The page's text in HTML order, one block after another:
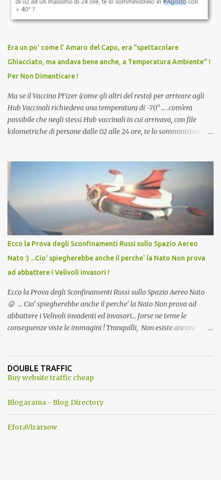
vaccinato, nessuno aveva prima cercato di farti sentire una
persona cattiva. Non avevamo mai visto un vaccino che minacci le
vaccino usato per minacciare i mezzi di sussistenza, il lavoro o la
scuola. Non avevamo mai visto un vaccino che permettesse a un
dodicenne di ignorare il consenso dei genitori. Dopo tutti i vaccini
che abbiamo elencato sopra...
Era un po' come l' Amaro del Capo, era "spettacolare
Ghiacciato, ma andava bene anche, a Temperatura Ambiente" !
Per Non Dimenticare !
Ma se il Vaccino PFizer (come gli altri del resto) per arrivare agli
Hub Vaccinali richiedeva una temperatura di -70° ... .com'era
possibile che negli stessi Hub vaccinali in cui arrivava, con file
kilometriche di persone dalle 02 alle 24 ore, te lo somministravano
Vaccino come: l' Amaro del Capo, era "spettacolare Ghiacciato, ma
andava bene anche, a Temperatura Ambiente"! Riproponiamo
l'articolo per NON Dimenticare!
Ecco la Prova degli Sconfinamenti Russi sullo Spazio Aereo
Nato :) ...Cio' spiegherebbe anche il perche' la Nato Non prova
ad abbattere i Velivoli invasori !
Ecco la Prova degli Sconfinamenti Russi sullo Spazio Aereo Nato
😛 ... Cio' spiegherebbe anche il perche' la Nato Non prova ad
abbattere i Velivoli invadenti ed invasori... forse ne teme le
conseguenze viste le immagini ! Tranquilli, Non esiste ancora
ancora una fantasia Nato o forse una "False Flag", per provocare
una guerra mondiale che difficilmente da menti sane, potrebbe
DOUBLE TRAFFIC
Buy website traffic cheap
Blogarama - Blog Directory
EforaVirarsow